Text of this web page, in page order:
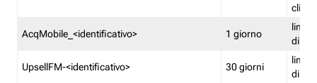
clienti
AcqMobile_<identificativo> 1 giorno
limita
di
UpsellFM-<identificativo> 30 giorni
limita
di